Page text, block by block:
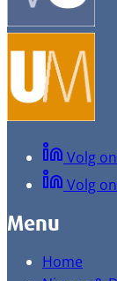
Volg
Volg
Menu
Home